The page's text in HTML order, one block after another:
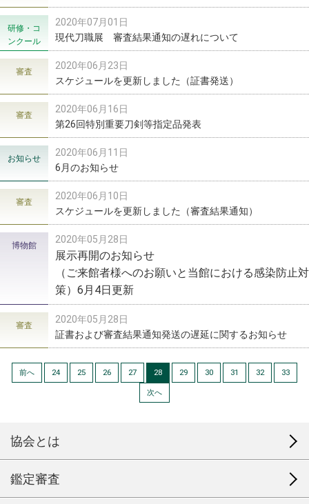
2020年07月01日
研修・コ
ンクール
現代刀職展 審査結果通知の遅れについて
2020年06月23日
審査
スケジュールを更新しました（証書発送）
2020年06月16日
審査
第26回特別重要刀剣等指定品発表
2020年06月11日
お知らせ
6月のお知らせ
2020年06月10日
審査
スケジュールを更新しました（審査結果通知）
2020年05月28日
博物館
展示再開のお知らせ
（ご来館者様へのお願いと当館における感染防止対
策）6月4日更新
2020年05月28日
審査
証書および審査結果通知発送の遅延に関するお知らせ
前へ 24 25 26 27 28 29 30 31 32 33
次へ
協会とは
鑑定審査